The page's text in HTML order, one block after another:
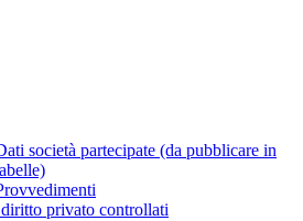
società partecipate (da pubblicare in
privato controllati